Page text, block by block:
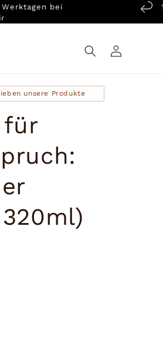
bei
14
Einloggen
unsere Produkte
für